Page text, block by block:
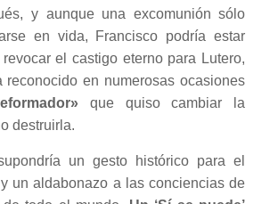
y aunque una excomunión sólo
en vida, Francisco podría estar
el castigo eterno para Lutero,
reconocido en numerosas ocasiones
que quiso cambiar la
destruirla.
un gesto histórico para el
un aldabonazo a las conciencias de